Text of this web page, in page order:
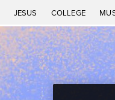
JESUS COLLEGE